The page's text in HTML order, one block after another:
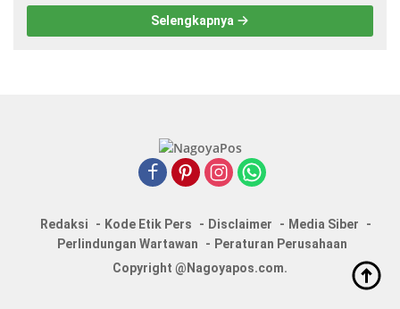
Selengkapnya
Redaksi Kode Etik Pers Disclaimer
Media Siber
Perlindungan Wartawan
Peraturan Perusahaan
Copyright @Nagoyapos.com.